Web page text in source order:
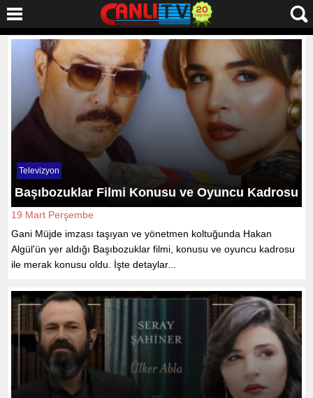
Televizyon
Başıbozuklar Filmi Konusu ve Oyuncu Kadrosu
19 Mart Perşembe
Gani Müjde imzası taşıyan ve yönetmen koltuğunda Hakan
Algül'ün yer aldığı Başıbozuklar filmi, konusu ve oyuncu kadrosu
ile merak konusu oldu. İşte detaylar...